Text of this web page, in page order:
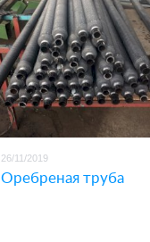
26/11/2019
Оребреная труба